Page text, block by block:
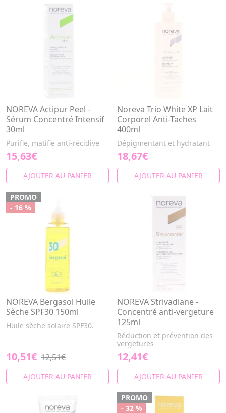
NOREVA Actipur Peel -
Sérum Concentré Intensif
30ml
Purifie, matifie anti-récidive
15,63€
AJOUTER AU PANIER
Noreva Trio White XP Lait
Corporel Anti-Taches
400ml
Dépigmentant et hydratant
18,67€
AJOUTER AU PANIER
PROMO
- 16 %
NOREVA Bergasol Huile
Sèche SPF30 150ml
Huile sèche solaire SPF30.
10,51€ 12,51€
AJOUTER AU PANIER
NOREVA Strivadiane -
Concentré anti-vergeture
125ml
Réduction et prévention des
vergetures
12,41€
AJOUTER AU PANIER
PROMO
- 32 %